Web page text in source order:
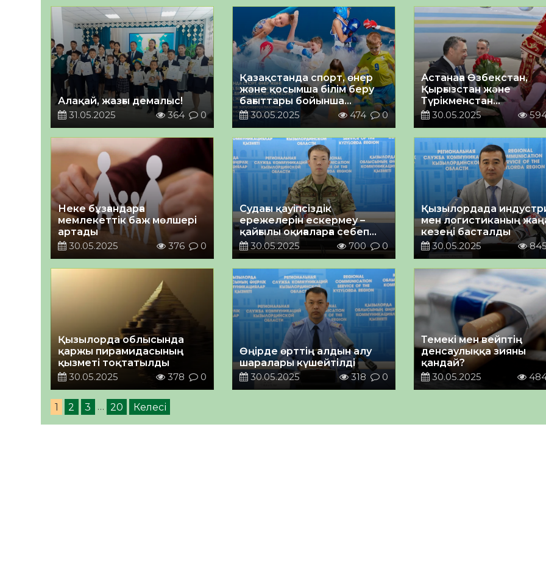
Алақай, жазғы демалыс!
31.05.2025
364 0
Қазақстанда спорт, өнер
және қосымша білім беру
бағыттары бойынша
бірыңғай ваучер жүйесінің
қосылады
30.05.2025 474 0
Астанаға Өзбекстан,
Қырғызстан және
Түрікменстан
президенттері келді
30.05.2025
Неке бұзғандарға
мемлекеттік баж мөлшері
артады
30.05.2025
376 0
Судағы қауіпсіздік
ережелерін ескермеу –
қайғылы оқиғаларға себеп
болуда
30.05.2025 700 0
Қызылордада
мен логистиканың
кезеңі басталды
30.05.2025
Қызылорда облысында
қаржы пирамидасының
қызметі тоқтатылды
30.05.2025
378 0
Өңірде өрттің алдын алу
шаралары күшейтілді
30.05.2025
318 0
Темекі мен вейптің
денсаулыққа зияны
қандай?
30.05.2025
1 2 3 … 20 Келесі